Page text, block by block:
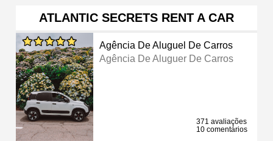
ATLANTIC SECRETS RENT A CAR
Agência De Aluguel De Carros
Agência De Aluguer De Carros
371 avaliações
10 comentários